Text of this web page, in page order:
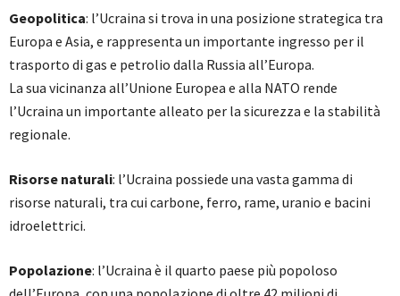
Geopolitica: l’Ucraina si trova in una posizione strategica tra
Europa e Asia, e rappresenta un importante ingresso per il
trasporto di gas e petrolio dalla Russia all’Europa.
La sua vicinanza all’Unione Europea e alla NATO rende
l’Ucraina un importante alleato per la sicurezza e la stabilità
regionale.
Risorse naturali: l’Ucraina possiede una vasta gamma di
risorse naturali, tra cui carbone, ferro, rame, uranio e bacini
idroelettrici.
Popolazione: l’Ucraina è il quarto paese più popoloso